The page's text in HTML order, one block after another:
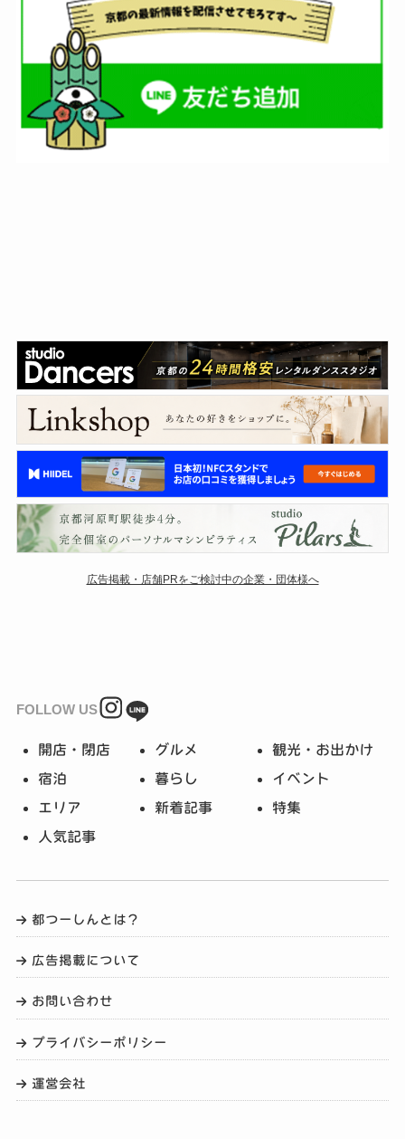
広告掲載・店舗PRをご検討中の企業・団体様へ
FOLLOW US
開店・閉店 グルメ 観光・お出かけ
宿泊 暮らし イベント
エリア 新着記事 特集
人気記事
都つーしんとは？
広告掲載について
お問い合わせ
プライバシーポリシー
運営会社